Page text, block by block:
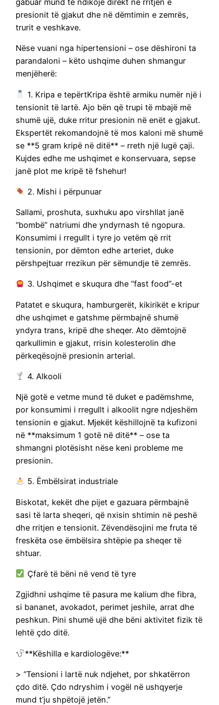
presionit të gjakut dhe në dëmtimin e zemrës,
trurit e veshkave.
Nëse vuani nga hipertensioni – ose dëshironi ta
parandaloni – këto ushqime duhen shmangur
menjëherë:
1. Kripa e tepërtKripa është armiku numër një i
tensionit të lartë. Ajo bën që trupi të mbajë më
shumë ujë, duke rritur presionin në enët e gjakut.
Ekspertët rekomandojnë të mos kaloni më shumë
se **5 gram kripë në ditë** – rreth një lugë çaji.
Kujdes edhe me ushqimet e konservuara, sepse
janë plot me kripë të fshehur!
2. Mishi i përpunuar
Sallami, proshuta, suxhuku apo virshllat janë
“bombë” natriumi dhe yndyrnash të ngopura.
Konsumimi i rregullt i tyre jo vetëm që rrit
tensionin, por dëmton edhe arteriet, duke
përshpejtuar rrezikun për sëmundje të zemrës.
3. Ushqimet e skuqura dhe “fast food”-et
Patatet e skuqura, hamburgerët, kikirikët e kripur
dhe ushqimet e gatshme përmbajnë shumë
yndyra trans, kripë dhe sheqer. Ato dëmtojnë
qarkullimin e gjakut, rrisin kolesterolin dhe
përkeqësojnë presionin arterial.
4. Alkooli
Një gotë e vetme mund të duket e padëmshme,
por konsumimi i rregullt i alkoolit ngre ndjeshëm
tensionin e gjakut. Mjekët këshillojnë ta kufizoni
në **maksimum 1 gotë në ditë** – ose ta
shmangni plotësisht nëse keni probleme me
presionin.
5. Ëmbëlsirat industriale
Biskotat, kekët dhe pijet e gazuara përmbajnë
sasi të larta sheqeri, që nxisin shtimin në peshë
dhe rritjen e tensionit. Zëvendësojini me fruta të
freskëta ose ëmbëlsira shtëpie pa sheqer të
shtuar.
Çfarë të bëni në vend të tyre
Zgjidhni ushqime të pasura me kalium dhe fibra,
si bananet, avokadot, perimet jeshile, arrat dhe
peshkun. Pini shumë ujë dhe bëni aktivitet fizik të
lehtë çdo ditë.
**Këshilla e kardiologëve:**
> “Tensioni i lartë nuk ndjehet, por shkatërron
çdo ditë. Çdo ndryshim i vogël në ushqyerje
mund t’ju shpëtojë jetën.”